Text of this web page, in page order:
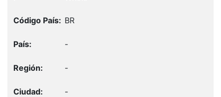
BR
-
-
-